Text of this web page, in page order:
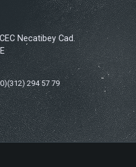
Necatibey Cad.
294 57 79